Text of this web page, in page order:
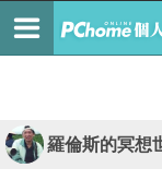
羅倫斯的冥想